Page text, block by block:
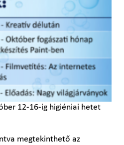
12-16-ig higiéniai hetet
megtekinthető az